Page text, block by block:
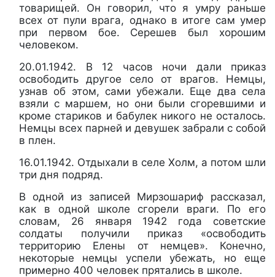
товарищей. Он говорил, что я умру раньше
всех от пули врага, однако в итоге сам умер
при первом бое. Серешев был хорошим
человеком.
20.01.1942. В 12 часов ночи дали приказ
освободить другое село от врагов. Немцы,
узнав об этом, сами убежали. Еще два села
взяли с маршем, но они были сгоревшими и
кроме стариков и бабулек никого не осталось.
Немцы всех парней и девушек забрали с собой
в плен.
16.01.1942. Отдыхали в селе Холм, а потом шли
три дня подряд.
В одной из записей Мирзошариф рассказал,
как в одной школе сгорели враги. По его
словам, 26 января 1942 года советские
солдаты получили приказ «освободить
территорию Елены от немцев». Конечно,
некоторые немцы успели убежать, но еще
примерно 400 человек прятались в школе.